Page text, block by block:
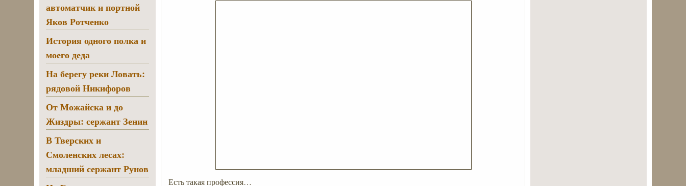
Есть такая профессия…
автоматчик и портной
Яков Ротченко
История одного полка и
моего деда
На берегу реки Ловать:
рядовой Никифоров
От Можайска и до
Жиздры: сержант Зенин
В Тверских и
Смоленских лесах:
младший сержант Рунов